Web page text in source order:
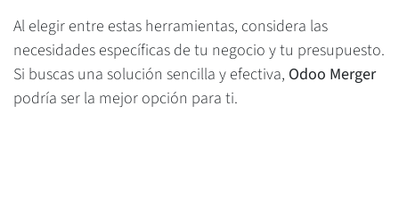
Al elegir entre estas herramientas, considera las
necesidades específicas de tu negocio y tu presupuesto.
Si buscas una solución sencilla y efectiva, Odoo Merger
podría ser la mejor opción para ti.